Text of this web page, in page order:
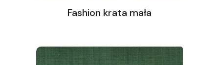
Fashion krata mała